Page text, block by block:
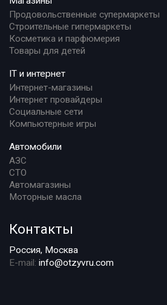
Продовольственные супермаркеты
Строительные гипермаркеты
Косметика и парфюмерия
Товары для детей
IT и интернет
Интернет-магазины
Интернет провайдеры
Социальные сети
Компьютерные игры
Автомобили
АЗС
СТО
Автомагазины
Моторные масла
Контакты
Россия, Москва
E-mail: info@otzyvru.com